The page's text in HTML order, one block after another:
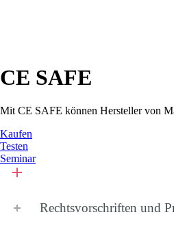
CE SAFE
MitCE SAFE können Hersteller von
Kaufen
Testen
Seminar
Rechtsvorschriften und